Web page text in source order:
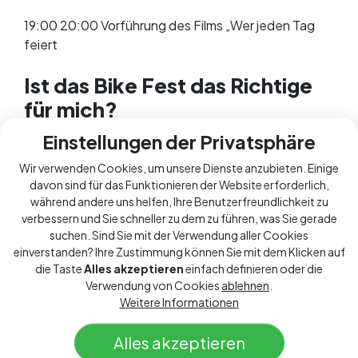
Einstellungen der Privatsphäre
Wir verwenden Cookies, um unsere Dienste anzubieten. Einige
davon sind für das Funktionieren der Website erforderlich,
während andere uns helfen, Ihre Benutzerfreundlichkeit zu
verbessern und Sie schneller zu dem zu führen, was Sie gerade
suchen. Sind Sie mit der Verwendung aller Cookies
einverstanden? Ihre Zustimmung können Sie mit dem Klicken auf
die TasteAlles akzeptiereneinfach definieren oder die
Verwendung von Cookies ablehnen
Weitere Informationen
Alles akzeptieren
19:00 20:00 Vorführung des Films „Wer jeden Tag
feiert
Ist das Bike Fest das Richtige
für mich?
Sie werden das Festival genießen, ganz gleich, ob
Sie mit Ihrer Familie oder einer Gruppe von Freunden
unterwegs sind, oder ob Sie einfach nur an den
Gemeinschaftsfahrten teilnehmen. Das Programm
richtet sich an alle Altersgruppen, also sagen Sie es
ruhig auch Ihren Großeltern. Schließlich sind
Elektrofahrräder und gutes Essen sicher reichlich
vorhanden.
In allen teilnehmenden Dörfern finden Sie